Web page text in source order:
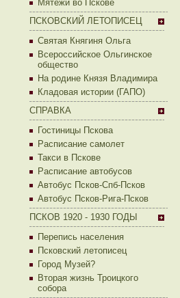
Мятежи во Пскове
ПСКОВСКИЙ ЛЕТОПИСЕЦ
Святая Княгиня Ольга
Всероссийское Ольгинское
общество
На родине Князя Владимира
Кладовая истории (ГАПО)
СПРАВКА
Гостиницы Пскова
Расписание самолет
Такси в Пскове
Расписание автобусов
Автобус Псков-Спб-Псков
Автобус Псков-Рига-Псков
ПСКОВ 1920 - 1930 ГОДЫ
Перепись населения
Псковский летописец
Город Музей?
Вторая жизнь Троицкого
собора